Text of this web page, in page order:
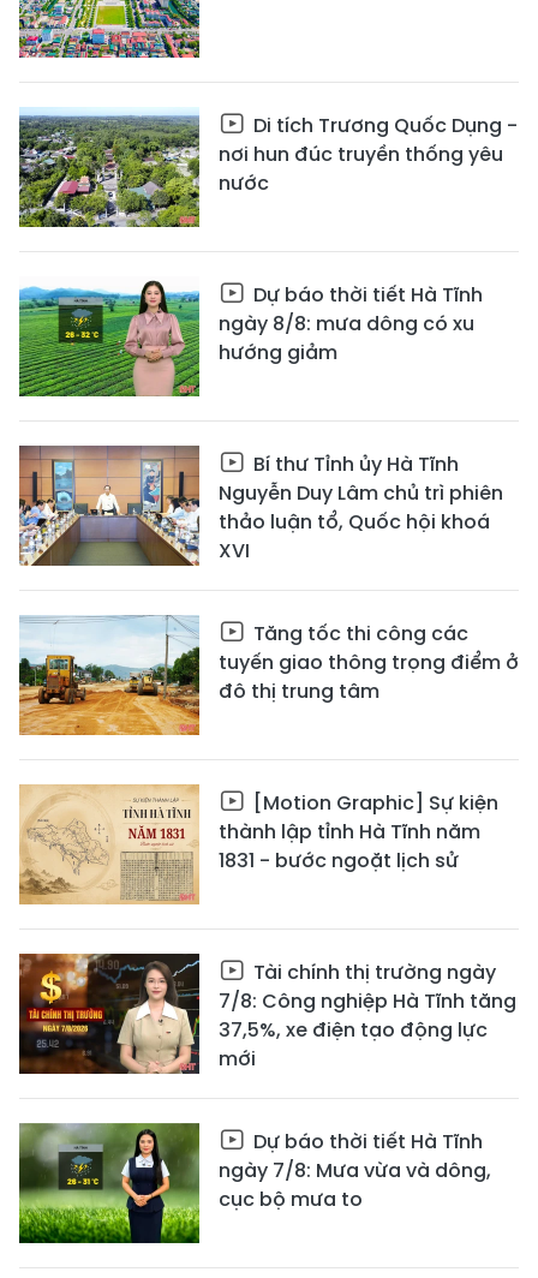
Di tích Trương Quốc Dụng -
nơi hun đúc truyền thống yêu
nước
Dự báo thời tiết Hà Tĩnh
ngày 8/8: mưa dông có xu
hướng giảm
Bí thư Tỉnh ủy Hà Tĩnh
Nguyễn Duy Lâm chủ trì phiên
thảo luận tổ, Quốc hội khoá
XVI
Tăng tốc thi công các
tuyến giao thông trọng điểm ở
đô thị trung tâm
[Motion Graphic] Sự kiện
thành lập tỉnh Hà Tĩnh năm
1831 - bước ngoặt lịch sử
Tài chính thị trường ngày
7/8: Công nghiệp Hà Tĩnh tăng
37,5%, xe điện tạo động lực
mới
Dự báo thời tiết Hà Tĩnh
ngày 7/8: Mưa vừa và dông,
cục bộ mưa to